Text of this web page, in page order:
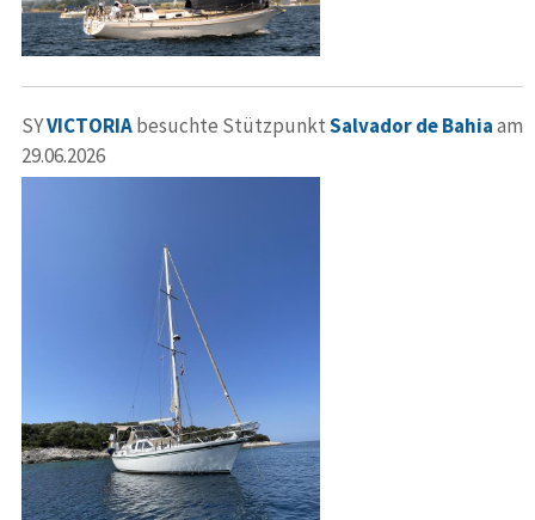
SYVICTORIAbesuchte StützpunktSalvador de Bahiaam
29.06.2026